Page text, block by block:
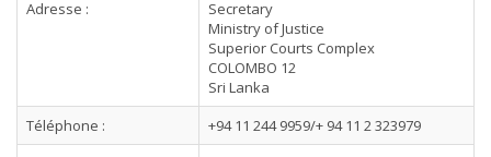
Adresse :
Secretary
Ministry of Justice
Superior Courts Complex
COLOMBO 12
Sri Lanka
Téléphone :
+94 11 244 9959/+ 94 11 2 323979